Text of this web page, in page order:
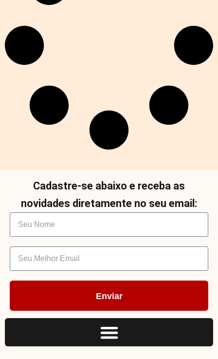
Cadastre-se abaixo e receba as
novidades diretamente no seu email:
Enviar